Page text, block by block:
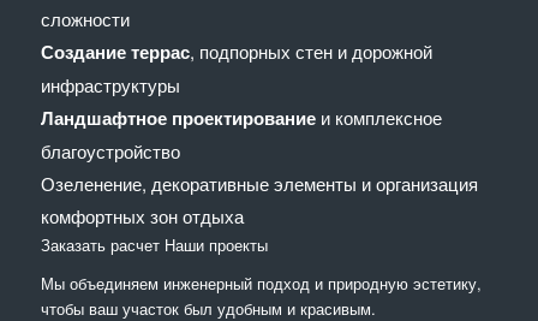
сложности
Создание террас, подпорных стен и дорожной
инфраструктуры
Ландшафтное проектированиеи комплексное
благоустройство
Озеленение, декоративные элементы и организация
комфортных зон отдыха
Заказать расчет Наши проекты
Мы объединяем инженерный подход и природную эстетику,
чтобы ваш участок был удобным и красивым.